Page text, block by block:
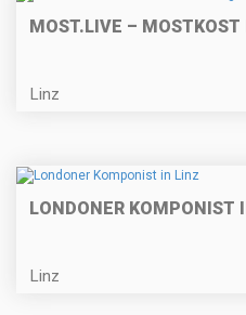
MOST.LIVE – MOSTKOST
Linz
LONDONER KOMPONIST
Linz